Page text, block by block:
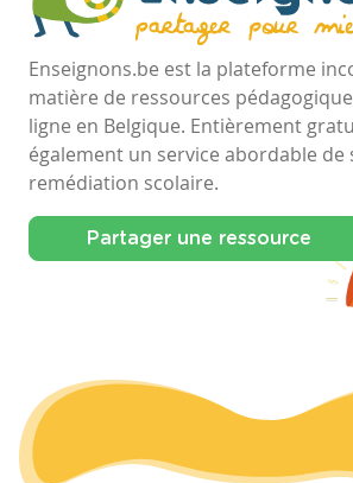
Enseignons.be est la plateforme
matière de ressources
ligne en Belgique. Entièrement
également un service abordable de
remédiation scolaire.
Partager une ressource